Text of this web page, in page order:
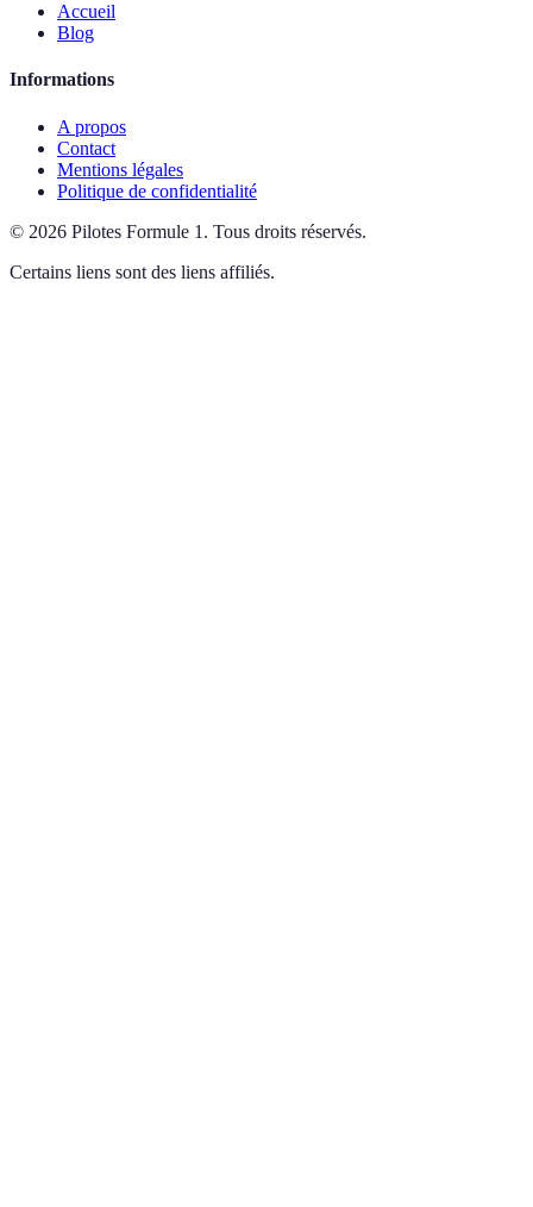
Accueil
Blog
Informations
A propos
Contact
Mentions légales
Politique de confidentialité
© 2026 Pilotes Formule 1 . Tous droits réservés.
Certains liens sont des liens affiliés.